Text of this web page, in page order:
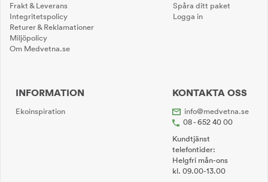
Frakt & Leverans
Integritetspolicy
Returer & Reklamationer
Miljöpolicy
Om Medvetna.se
Spåra ditt paket
Logga in
INFORMATION
Ekoinspiration
KONTAKTA OSS
info@medvetna.se
08 - 652 40 00
Kundtjänst
telefontider:
Helgfri mån-ons
kl. 09.00-13.00